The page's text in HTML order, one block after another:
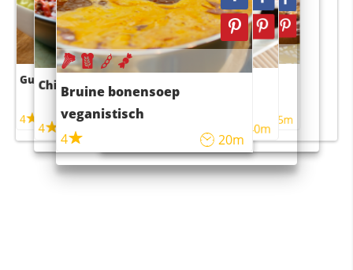
Guacamole
4
Chili con carne
4 45m
Bruine bonensoep
veganistisch
4
20m
Sushi rijstsalade
maaltijdsalade
40m
4 55m